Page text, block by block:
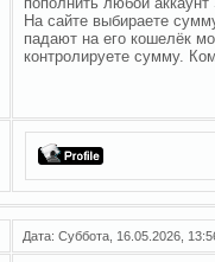
На сайте выбираете
падают на его кошелёк
контролируете сумму.
Дата: Суббота, 16.05.2026,